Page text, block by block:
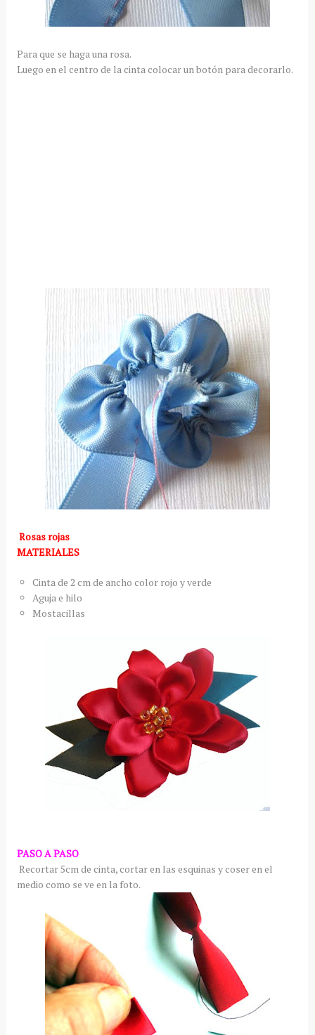
Para que se haga una rosa.
Luego en el centro de la cinta colocar un botón para decorarlo.
Rosas rojas
MATERIALES
Cinta de 2 cm de ancho color rojo y verde
Aguja e hilo
Mostacillas
PASO A PASO
Recortar 5cm de cinta, cortar en las esquinas y coser en el
medio como se ve en la foto.